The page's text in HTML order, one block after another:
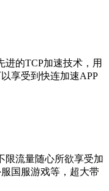
进的TCP加速技术，用
享受到快连加速APP
限流量随心所欲享受加
国服游戏等，超大带